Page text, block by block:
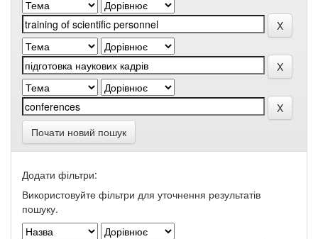
Почати новий пошук
Додати фільтри:
Використовуйте фільтри для уточнення результатів
пошуку.